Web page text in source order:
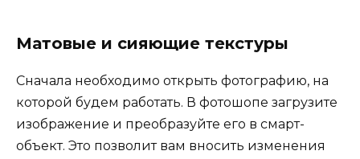
Матовые и сияющие текстуры
Сначала необходимо открыть фотографию, на
которой будем работать. В фотошопе загрузите
изображение и преобразуйте его в смарт-
объект. Это позволит вам вносить изменения